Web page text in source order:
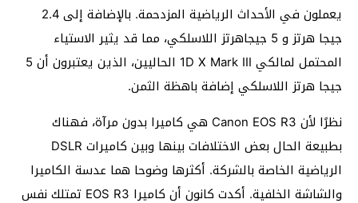
يعملون في الأحداث الرياضية المزدحمة. بالإضافة إلى 2.4
جيجا هرتز و 5 جيجاهرتز اللاسلكي، مما قد يثير الاستياء
المحتمل لمالكي 1D X Mark III الحاليين، الذين يعتبرون أن 5
جيجا هرتز اللاسلكي إضافة باهظة الثمن.
نظرًا لأن Canon EOS R3 هي كاميرا بدون مرآة، فهناك
بطبيعة الحال بعض الاختلافات بينها وبين كاميرات DSLR
الرياضية الخاصة بالشركة. أكثرها وضوحا هما عدسة الكاميرا
والشاشة الخلفية. أكدت كانون أن كاميرا EOS R3 تمتلك نفس